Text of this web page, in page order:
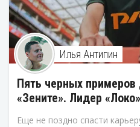
Илья Антипин
Пять черных примеров
«Зените». Лидер
Еще не поздно спасти